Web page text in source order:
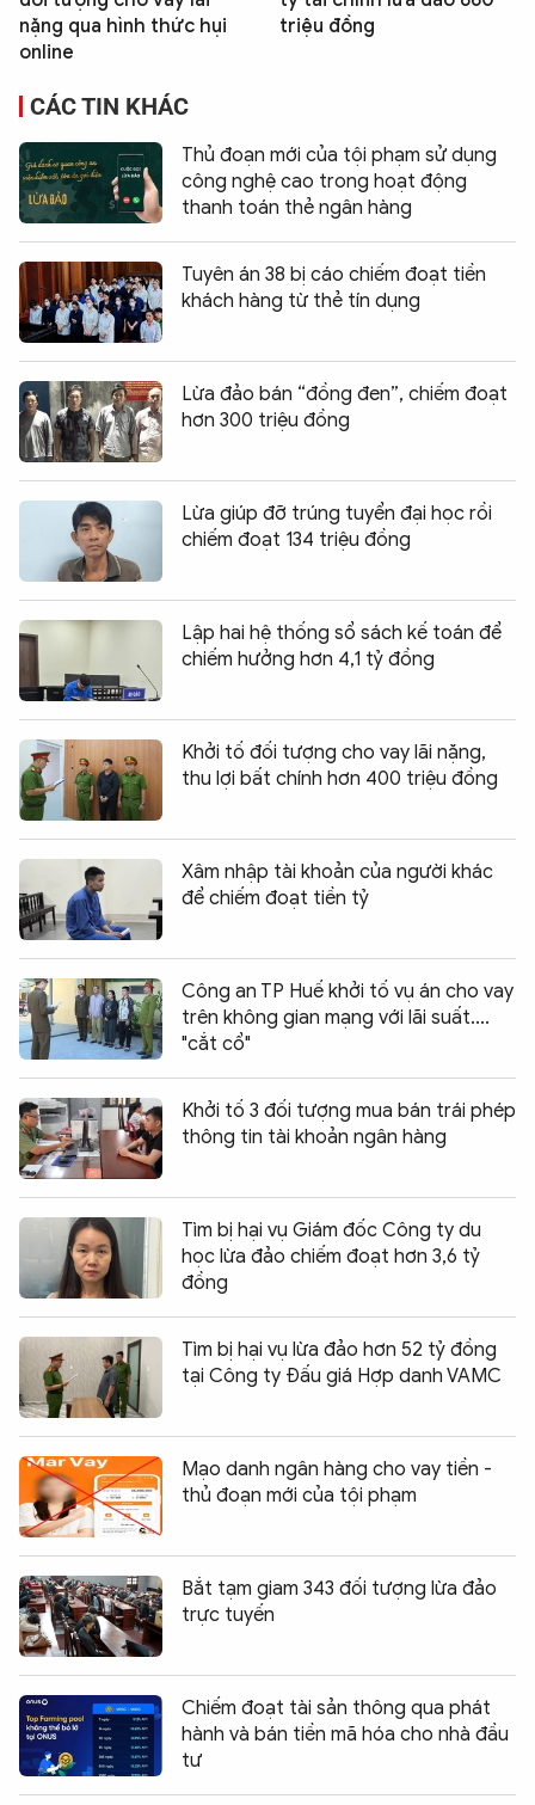
nặng qua hình thức hụi
online
triệu đồng
CÁC TIN KHÁC
Thủ đoạn mới của tội phạm sử dụng
công nghệ cao trong hoạt động
thanh toán thẻ ngân hàng
Tuyên án 38 bị cáo chiếm đoạt tiền
khách hàng từ thẻ tín dụng
Lừa đảo bán “đồng đen”, chiếm đoạt
hơn 300 triệu đồng
Lừa giúp đỡ trúng tuyển đại học rồi
chiếm đoạt 134 triệu đồng
Lập hai hệ thống sổ sách kế toán để
chiếm hưởng hơn 4,1 tỷ đồng
Khởi tố đối tượng cho vay lãi nặng,
thu lợi bất chính hơn 400 triệu đồng
Xâm nhập tài khoản của người khác
để chiếm đoạt tiền tỷ
Công an TP Huế khởi tố vụ án cho vay
trên không gian mạng với lãi suất....
"cắt cổ"
Khởi tố 3 đối tượng mua bán trái phép
thông tin tài khoản ngân hàng
Tìm bị hại vụ Giám đốc Công ty du
học lừa đảo chiếm đoạt hơn 3,6 tỷ
đồng
Tìm bị hại vụ lừa đảo hơn 52 tỷ đồng
tại Công ty Đấu giá Hợp danh VAMC
Mạo danh ngân hàng cho vay tiền -
thủ đoạn mới của tội phạm
Bắt tạm giam 343 đối tượng lừa đảo
trực tuyến
Chiếm đoạt tài sản thông qua phát
hành và bán tiền mã hóa cho nhà đầu
tư